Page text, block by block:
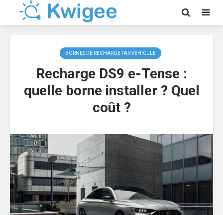
BORNES DE RECHARGE PAR VÉHICULE
Recharge DS9 e-Tense :
quelle borne installer ? Quel
coût ?